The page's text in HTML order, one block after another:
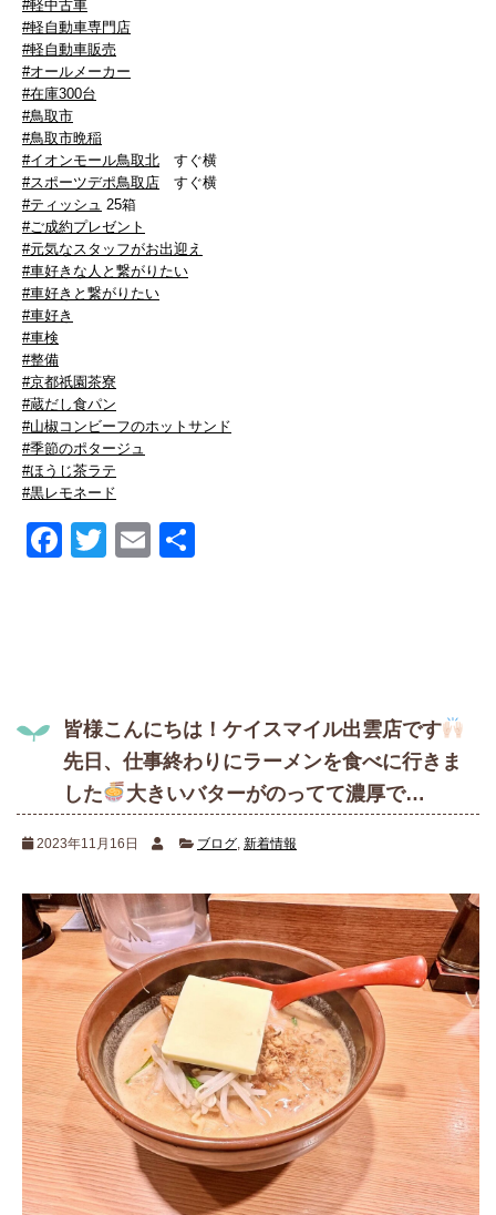
#軽中古車
#軽自動車専門店
#軽自動車販売
#オールメーカー
#在庫300台
#鳥取市
#鳥取市晩稲
#イオンモール鳥取北 すぐ横
#スポーツデポ鳥取店 すぐ横
#ティッシュ 25箱
#ご成約プレゼント
#元気なスタッフがお出迎え
#車好きな人と繋がりたい
#車好きと繋がりたい
#車好き
#車検
#整備
#京都祇園茶寮
#蔵だし食パン
#山椒コンビーフのホットサンド
#季節のポタージュ
#ほうじ茶ラテ
#黒レモネード
Facebook
TwitterEmail
皆様こんにちは！ケイスマイル出雲店です
先日、仕事終わりにラーメンを食べに行きま
した
大きいバターがのってて濃厚で…
2023年11月16日 ブログ 新着情報